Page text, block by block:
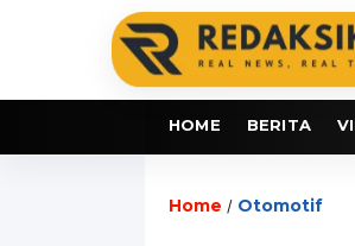
HOME BERITA
Home / Otomotif